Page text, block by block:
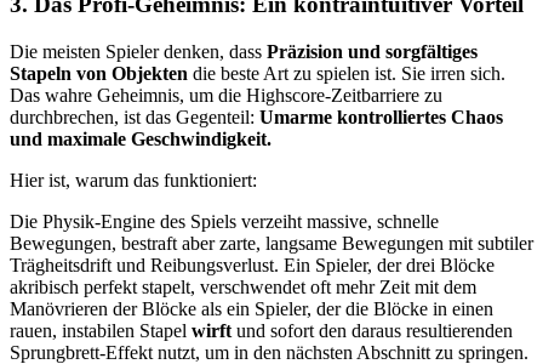
Die meisten Spieler denken, dass Präzision und sorgfältiges
Stapeln von Objekten die beste Art zu spielen ist. Sie irren sich.
Das wahre Geheimnis, um die Highscore-Zeitbarriere zu
durchbrechen, ist das Gegenteil: Umarme kontrolliertes Chaos
und maximale Geschwindigkeit.
Hier ist, warum das funktioniert:
Die Physik-Engine des Spiels verzeiht massive, schnelle
Bewegungen, bestraft aber zarte, langsame Bewegungen mit subtiler
Trägheitsdrift und Reibungsverlust. Ein Spieler, der drei Blöcke
akribisch perfekt stapelt, verschwendet oft mehr Zeit mit dem
Manövrieren der Blöcke als ein Spieler, der die Blöcke in einen
rauen, instabilen Stapel wirft und sofort den daraus resultierenden
Sprungbrett-Effekt nutzt, um in den nächsten Abschnitt zu springen.